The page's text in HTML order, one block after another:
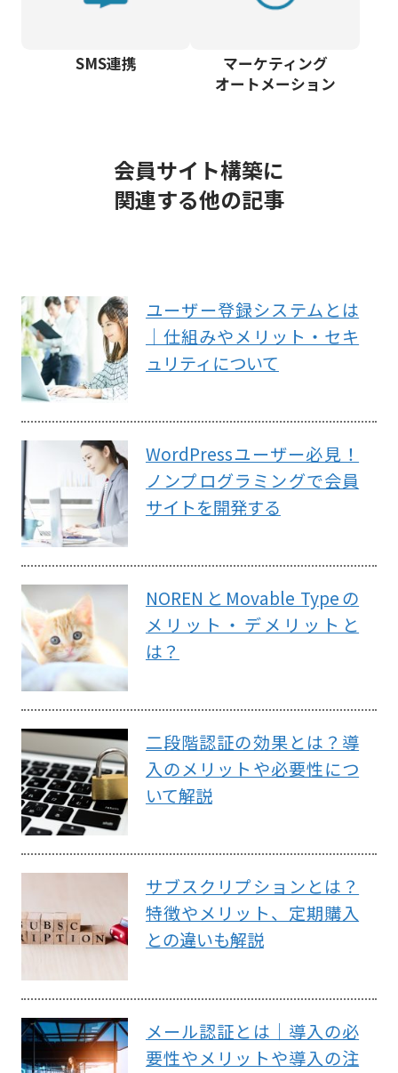
SMS連携
マーケティング
オートメーション
会員サイト構築に
関連する他の記事
ユーザー登録システムとは
｜仕組みやメリット・セキ
ュリティについて
WordPressユーザー必見！
ノンプログラミングで会員
サイトを開発する
NORENとMovable Typeの
メリット・デメリットと
は？
二段階認証の効果とは？導
入のメリットや必要性につ
いて解説
サブスクリプションとは？
特徴やメリット、定期購入
との違いも解説
メール認証とは｜導入の必
要性やメリットや導入の注